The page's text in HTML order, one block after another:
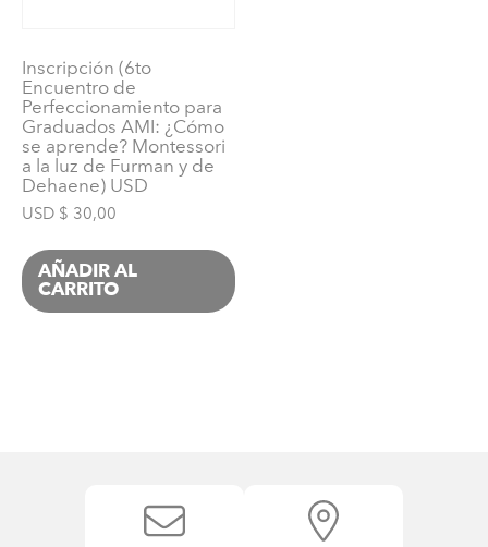
Inscripción (6to
Encuentro de
Perfeccionamiento para
Graduados AMI: ¿Cómo
se aprende? Montessori
a la luz de Furman y de
Dehaene) USD
USD $ 30,00
AÑADIR AL
CARRITO